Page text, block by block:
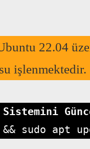
22.04
işlenmektedir.
sudo apt